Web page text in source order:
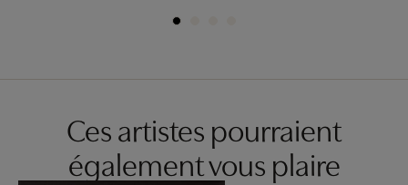
Ces artistes pourraient
également vous plaire